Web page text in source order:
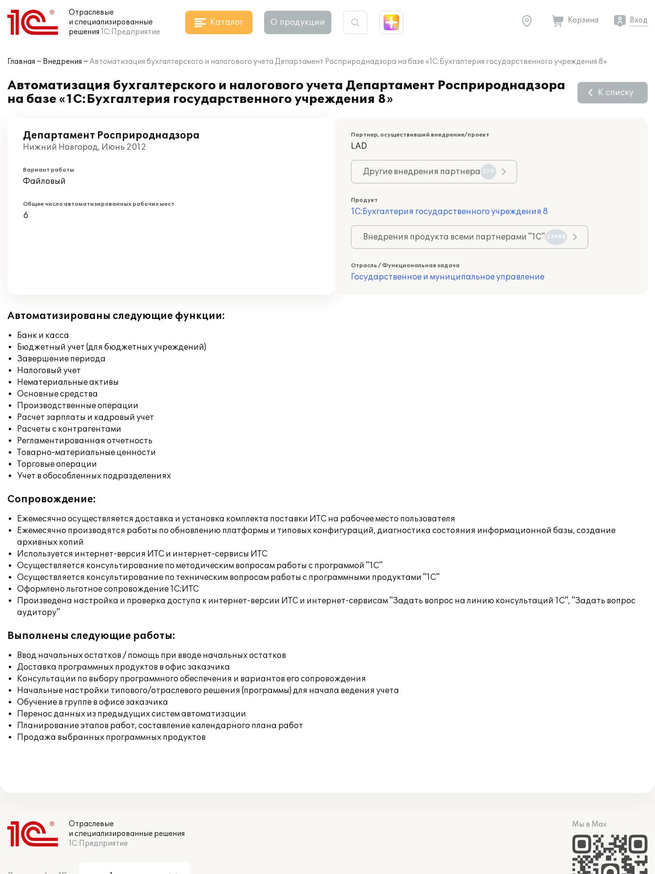
Отраслевые
и специализированные
решения 1С:Предприятие
Каталог О продукции Корзина Вход
Главная Внедрения Автоматизация бухгалтерского и налогового учета Департамент Росприроднадзора на базе «1С:Бухгалтерия государственного учреждения 8»
Автоматизация бухгалтерского и налогового учета Департамент Росприроднадзора
на базе «1С:Бухгалтерия государственного учреждения 8»
К списку
Департамент Росприроднадзора
Нижний Новгород, Июнь 2012
Вариант работы
Файловый
Общее число автоматизированных рабочих мест
6
Партнер, осуществивший внедрение/проект
LAD
Другие внедрения партнера 279
Продукт
1С:Бухгалтерия государственного учреждения 8
Внедрения продукта всеми партнерами "1С" 33998
Отрасль / Функциональная задача
Государственное и муниципальное управление
Автоматизированы следующие функции:
Банк и касса
Бюджетный учет (для бюджетных учреждений)
Завершение периода
Налоговый учет
Нематериальные активы
Основные средства
Производственные операции
Расчет зарплаты и кадровый учет
Расчеты с контрагентами
Регламентированная отчетность
Товарно-материальные ценности
Торговые операции
Учет в обособленных подразделениях
Сопровождение:
Ежемесячно осуществляется доставка и установка комплекта поставки ИТС на рабочее место пользователя
Ежемесячно производятся работы по обновлению платформы и типовых конфигураций, диагностика состояния информационной базы, создание
архивных копий
Используется интернет-версия ИТС и интернет-сервисы ИТС
Осуществляется консультирование по методическим вопросам работы с программой "1С"
Осуществляется консультирование по техническим вопросам работы с программными продуктами "1С"
Оформлено льготное сопровождение 1С:ИТС
Произведена настройка и проверка доступа к интернет-версии ИТС и интернет-сервисам "Задать вопрос на линию консультаций 1С", "Задать вопрос
аудитору"
Выполнены следующие работы:
Ввод начальных остатков / помощь при вводе начальных остатков
Доставка программных продуктов в офис заказчика
Консультации по выбору программного обеспечения и вариантов его сопровождения
Начальные настройки типового/отраслевого решения (программы) для начала ведения учета
Обучение в группе в офисе заказчика
Перенос данных из предыдущих систем автоматизации
Планирование этапов работ, составление календарного плана работ
Продажа выбранных программных продуктов
Отраслевые
и специализированные решения
1С:Предприятие
Мы в Max